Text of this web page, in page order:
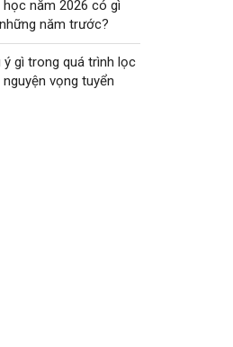
năm 2026 có gì
năm trước?
ý gì trong quá trình lọc
vọng tuyển